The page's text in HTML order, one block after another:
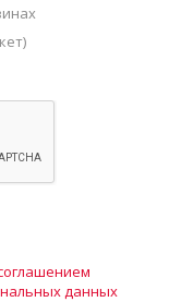
данных